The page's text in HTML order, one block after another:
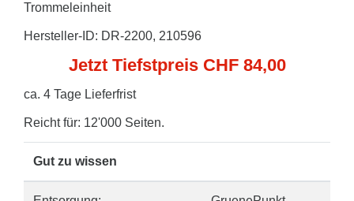
Trommeleinheit
Hersteller-ID: DR-2200, 210596
Jetzt Tiefstpreis CHF 84,00
ca. 4 Tage Lieferfrist
Reicht für: 12'000 Seiten.
Gut zu wissen